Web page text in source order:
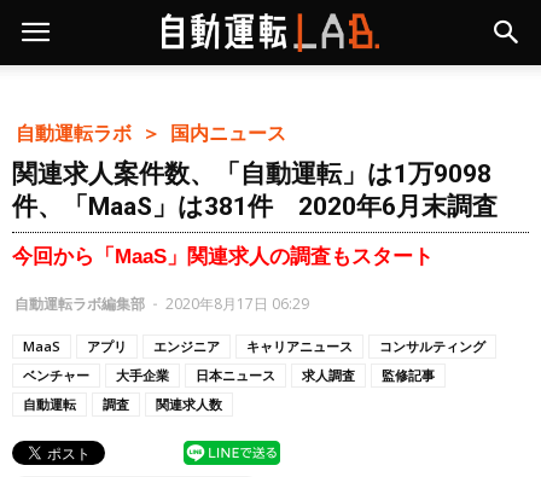
自動運転ラボ ＞ 国内ニュース
関連求人案件数、「自動運転」は1万9098
件、「MaaS」は381件 2020年6月末調査
今回から「MaaS」関連求人の調査もスタート
自動運転ラボ編集部 - 2020年8月17日 06:29
MaaS アプリ エンジニア キャリアニュース
コンサルティング
ベンチャー
大手企業 日本ニュース 求人調査
監修記事
自動運転
調査 関連求人数